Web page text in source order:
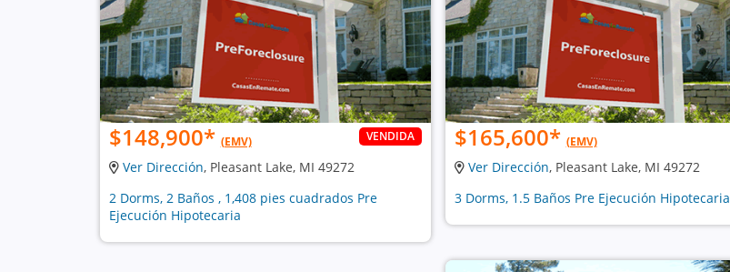
$148,900* (EMV) VENDIDA
Ver Dirección, Pleasant Lake, MI 49272
2 Dorms, 2 Baños , 1,408 pies cuadrados Pre
Ejecución Hipotecaria
$165,600* (EMV)
Ver Dirección, Pleasant Lake, MI 49272
3 Dorms, 1.5 Baños Pre Ejecución Hipotecaria